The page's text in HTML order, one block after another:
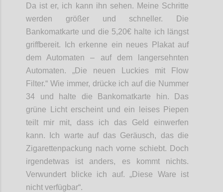
Da ist er, ich kann ihn sehen. Meine Schritte
werden größer und schneller. Die
Bankomatkarte und die 5,20€ halte ich längst
griffbereit. Ich erkenne ein neues Plakat auf
dem Automaten – auf dem langersehnten
Automaten. „Die neuen Luckies mit Flow
Filter.“ Wie immer, drücke ich auf die Nummer
34 und halte die Bankomatkarte hin. Das
grüne Licht erscheint und ein leises Piepen
teilt mir mit, dass ich das Geld einwerfen
kann. Ich warte auf das Geräusch, das die
Zigarettenpackung nach vorne schiebt. Doch
irgendetwas ist anders, es kommt nichts.
Verwundert blicke ich auf. „Diese Ware ist
nicht verfügbar“.